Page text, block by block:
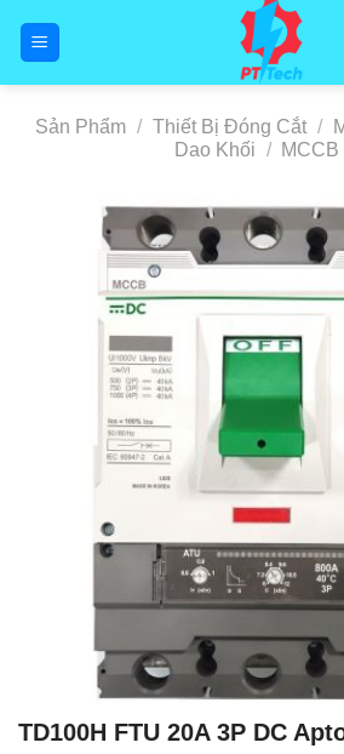
Sản Phẩm / Thiết Bị Đóng Cắt /
Dao Khối / MCCB
TD100H FTU 20A 3P DC